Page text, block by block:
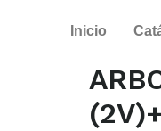
Inicio